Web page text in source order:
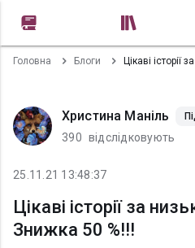
Головна Блоги
Христина Маніль
390 відслідковують
25.11.21 13:48:37
Цікаві історії за
Знижка 50 %!!!